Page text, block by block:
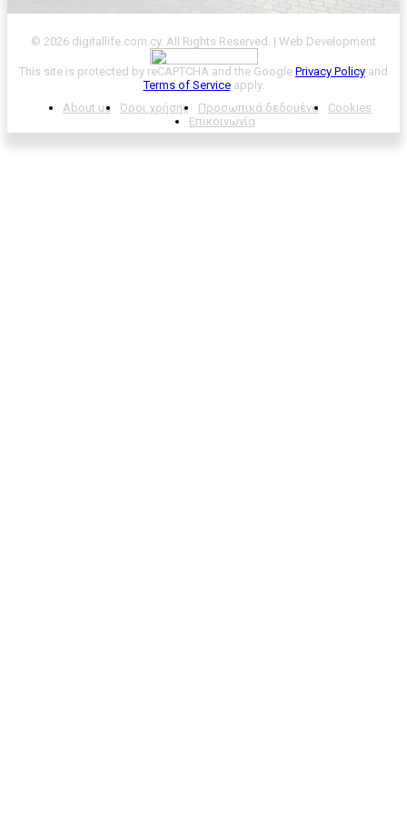
© 2026 digitallife.com.cy. All Rights Reserved. | Web Development
This site is protected by reCAPTCHA and the Google Privacy Policy and
Terms of Serviceapply.
About us
Όροι χρήσης Προσωπικά δεδομένα
Cookies
Επικοινωνία